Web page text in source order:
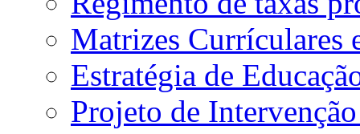
Matrizes Currículares
Estratégia de
Projeto de